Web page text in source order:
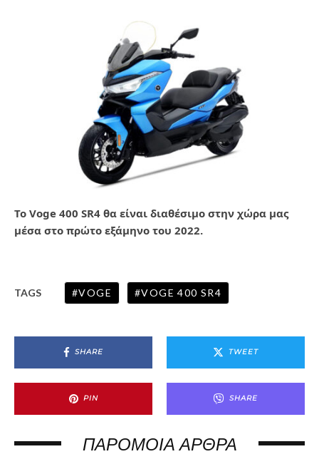
Το Voge 400 SR4 θα είναι διαθέσιμο στην χώρα μας
μέσα στο πρώτο εξάμηνο του 2022.
TAGS VOGE VOGE 400 SR4
SHARE TWEET
PIN SHARE
ΠΑΡΌΜΟΙΑ ΆΡΘΡΑ